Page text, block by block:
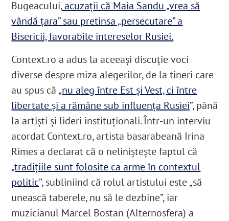
Bugeacului,acuzații că Maia Sandu „vrea să
vândă țara” sau pretinsa „persecutare” a
Bisericii, favorabile intereselor Rusiei.
Context.ro a adus la aceeași discuție voci
diverse despre miza alegerilor, de la tineri care
au spus că „nu aleg între Est și Vest, ci între
libertate și a rămâne sub influența Rusiei”, până
la artiști și lideri instituționali. Într-un interviu
acordat Context.ro, artista basarabeană Irina
Rimes a declarat că o neliniștește faptul că
„tradițiile sunt folosite ca arme în contextul
politic”, subliniind că rolul artistului este „să
unească taberele, nu să le dezbine”, iar
muzicianul Marcel Bostan (Alternosfera) a